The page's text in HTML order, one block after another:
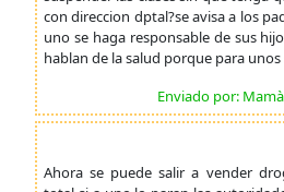
con direccion dptal?se avisa a los
uno se haga responsable de sus
hablan de la salud porque para
Enviado por:
Ahora se puede salir a vender